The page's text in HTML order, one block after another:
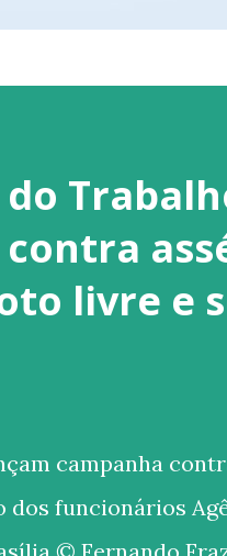
livre e
campanha
funcionários